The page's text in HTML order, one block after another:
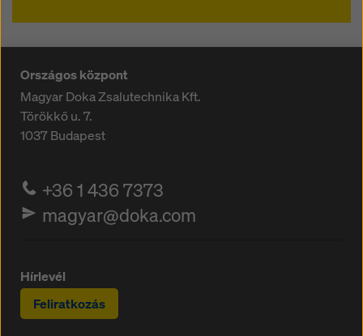
Országos központ
Magyar Doka Zsalutechnika Kft.
Törökkő u. 7.
1037Budapest
+36 1 436 7373
magyar@doka.com
Hírlevél
Feliratkozás